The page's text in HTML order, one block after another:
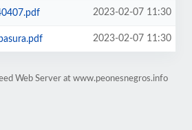
2023-02-07 11:30
2023-02-07 11:30
Web Server at www.peonesnegros.info